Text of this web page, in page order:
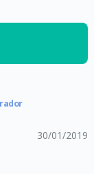
30/01/2019